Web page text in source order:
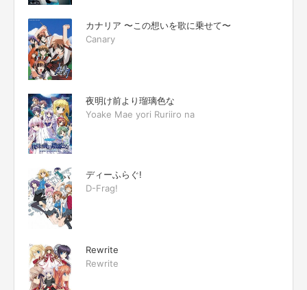
カナリア 〜この想いを歌に乗せて〜
Canary
夜明け前より瑠璃色な
Yoake Mae yori Ruriiro na
ディーふらぐ!
D-Frag!
Rewrite
Rewrite